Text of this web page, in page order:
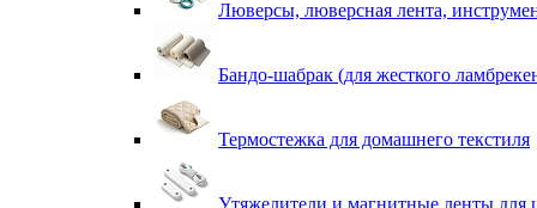
Люверсы, люверсная лента,
Бандо-шабрак (для жесткого
Термостежка для домашнего текстиля
Утяжелители и магнитные ленты для